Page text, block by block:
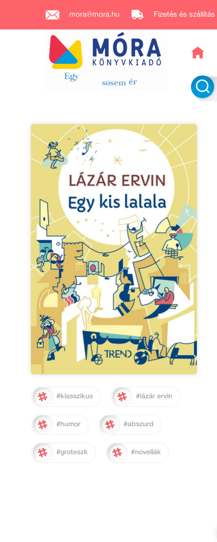
mora@mora.hu Fizetés és szállítás
#klasszikus #lázár ervin
#humor #abszurd
#groteszk #novellák